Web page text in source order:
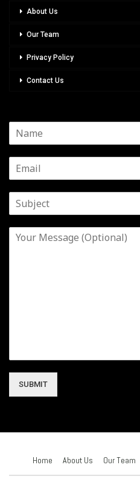
About Us
Our Team
Privacy Policy
Contact Us
SUBMIT
Home About Us Our Team